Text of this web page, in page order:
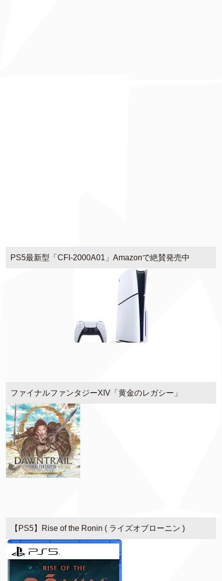
PS5最新型「CFI-2000A01」Amazonで絶賛発売中
ファイナルファンタジーXIV「黄金のレガシー」
【PS5】Rise of the Ronin ( ライズオブローニン )